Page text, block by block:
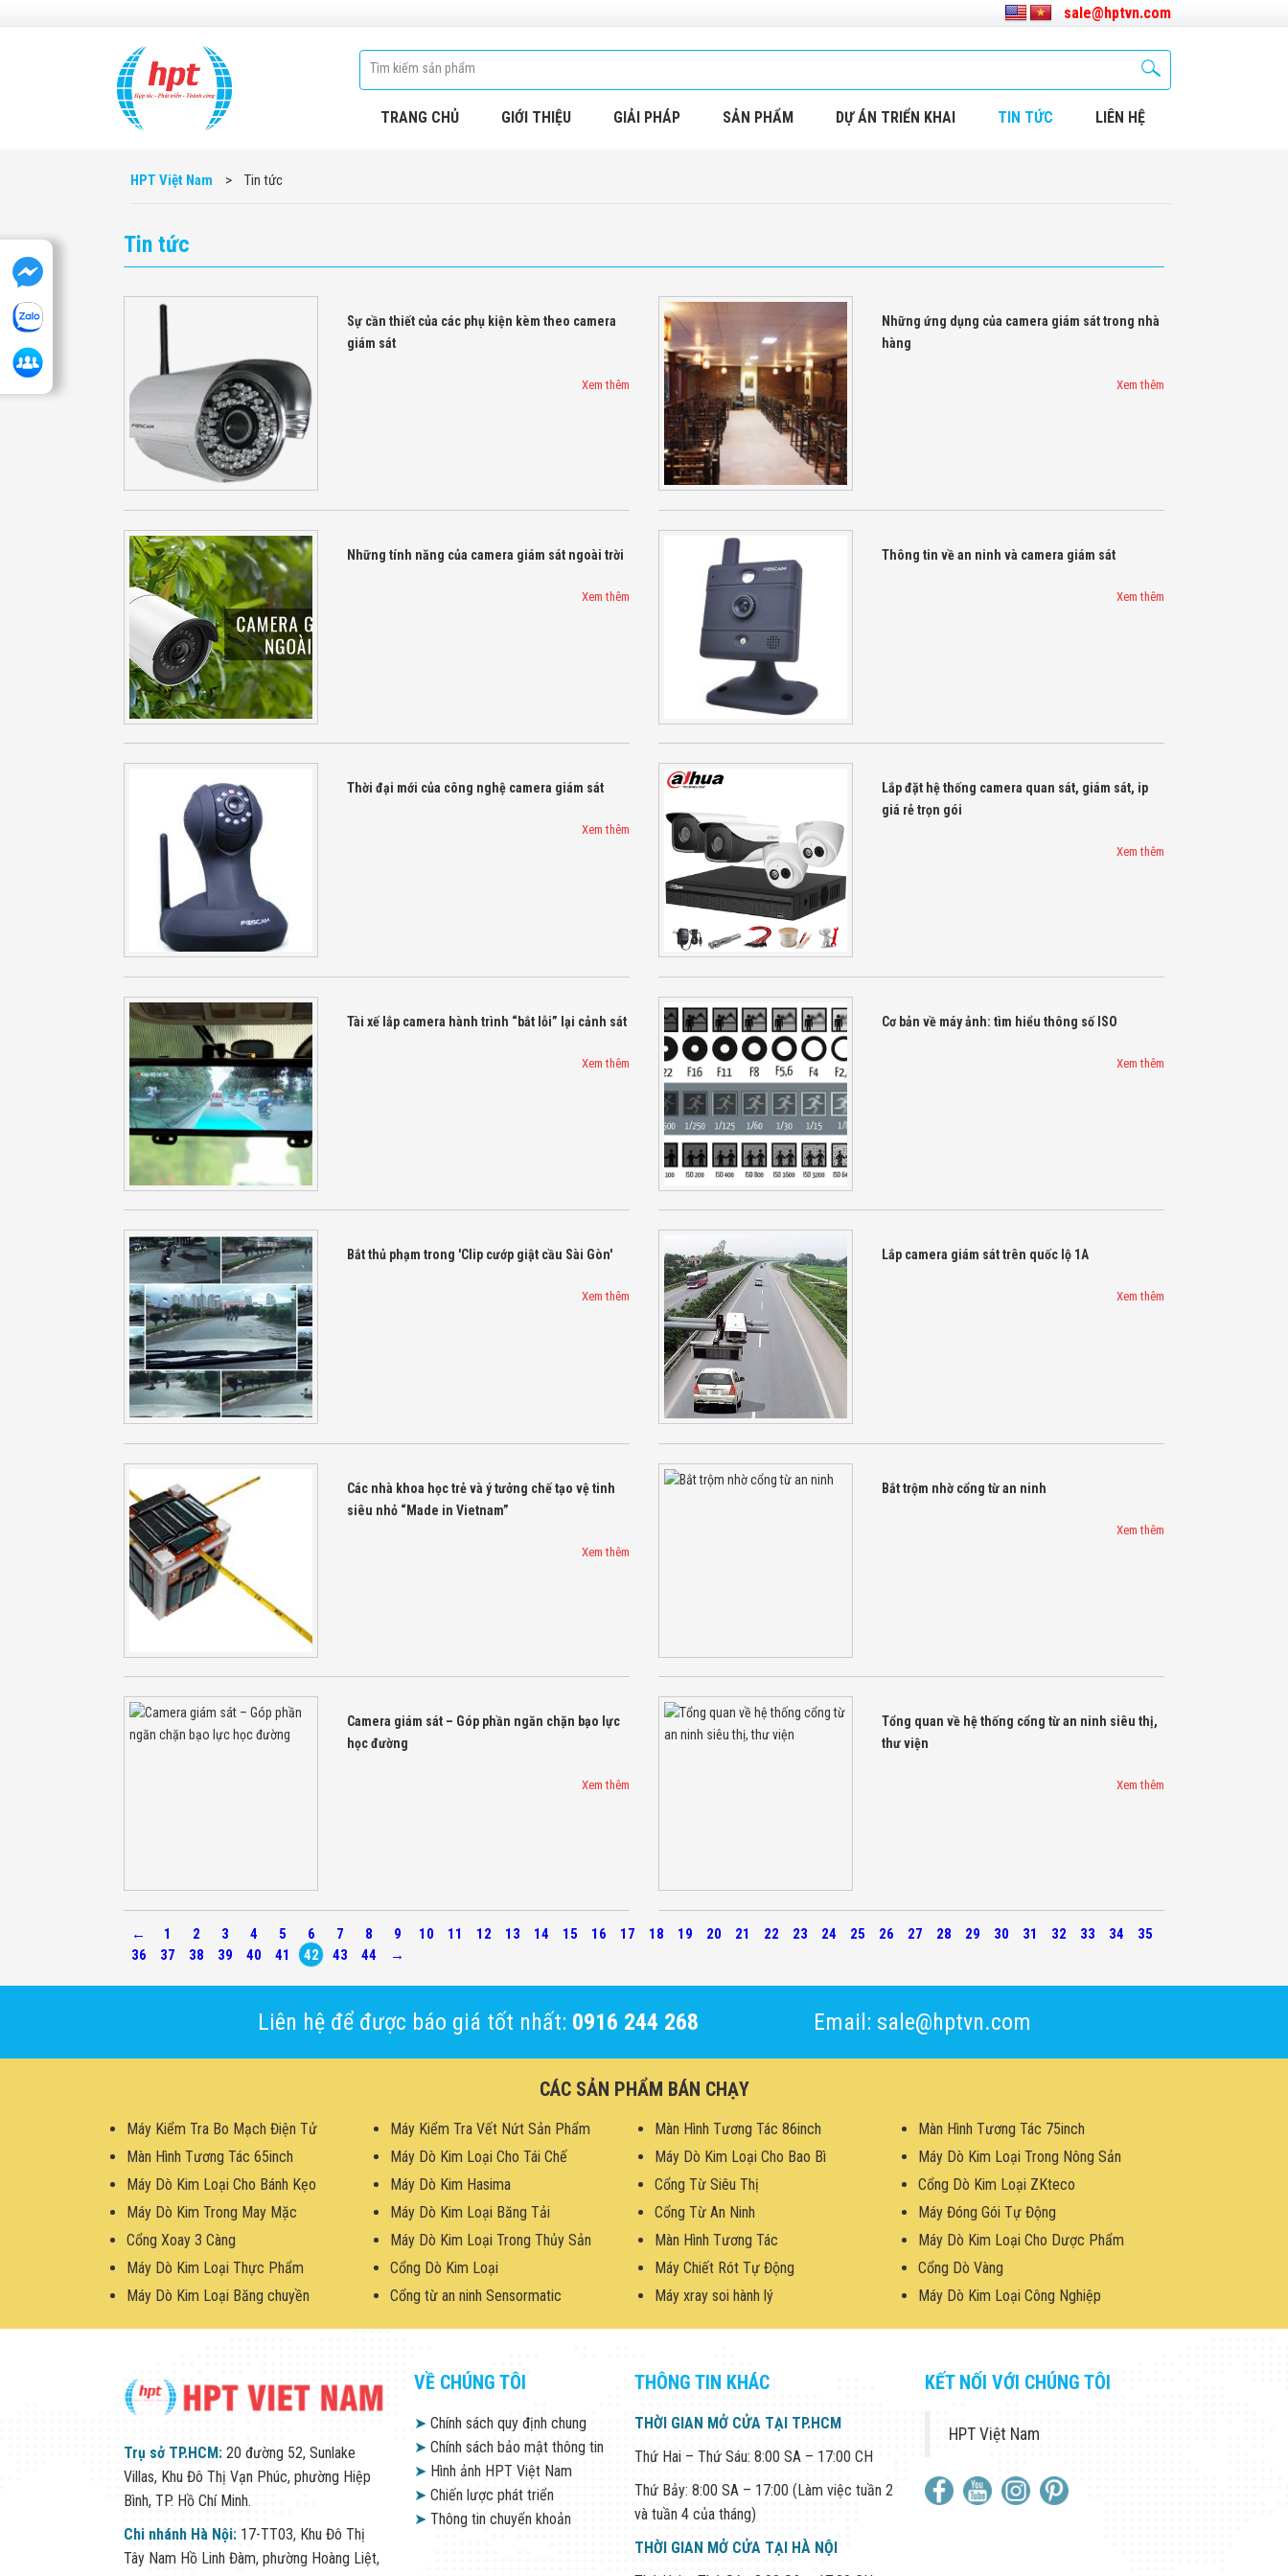
sale@hptvn.com
TRANG CHỦ GIỚI THIỆU GIẢI PHÁP SẢN PHẨM DỰ ÁN TRIỂN KHAI TIN TỨC LIÊN HỆ
HPT Việt Nam > Tin tức
Tin tức
Sự cần thiết của các phụ kiện kèm theo camera
giám sát
Xem thêm
Những ứng dụng của camera giám sát trong nhà
hàng
Xem thêm
Những tính năng của camera giám sát ngoài trời
Xem thêm
Thông tin về an ninh và camera giám sát
Xem thêm
Thời đại mới của công nghệ camera giám sát
Xem thêm
Lắp đặt hệ thống camera quan sát, giám sát, ip
giá rẻ trọn gói
Xem thêm
Tài xế lắp camera hành trình “bắt lỗi” lại cảnh sát
Xem thêm
Cơ bản về máy ảnh: tìm hiểu thông số ISO
Xem thêm
Bắt thủ phạm trong 'Clip cướp giật cầu Sài Gòn'
Xem thêm
Lắp camera giám sát trên quốc lộ 1A
Xem thêm
Các nhà khoa học trẻ và ý tưởng chế tạo vệ tinh
siêu nhỏ “Made in Vietnam”
Xem thêm
Bắt trộm nhờ cổng từ an ninh
Xem thêm
Camera giám sát – Góp phần ngăn chặn bạo lực
học đường
Xem thêm
Tổng quan về hệ thống cổng từ an ninh siêu thị,
thư viện
Xem thêm
← 1 2 3 4 5 6 7 8 9 10 11 12 13 14 15 16 17 18 19 20 21 22 23 24 25 26 27 28 29 30 31 32 33 34
35
36
37 38 39 40 41 42 43 44 →
Liên hệ để được báo giá tốt nhất: 0916 244 268 Email: sale@hptvn.com
CÁC SẢN PHẨM BÁN CHẠY
Máy Kiểm Tra Bo Mạch Điện Tử Máy Kiểm Tra Vết Nứt Sản Phẩm Màn Hình Tương Tác 86inch
Màn Hình Tương Tác 75inch
Màn Hình Tương Tác 65inch
Máy Dò Kim Loại Cho Tái Chế Máy Dò Kim Loại Cho Bao Bì
Máy Dò Kim Loại Trong Nông Sản
Máy Dò Kim Loại Cho Bánh Kẹo
Máy Dò Kim Hasima Cổng Từ Siêu Thị
Cổng Dò Kim Loại ZKteco
Máy Dò Kim Trong May Mặc
Máy Dò Kim Loại Băng Tải Cổng Từ An Ninh
Máy Đóng Gói Tự Động
Cổng Xoay 3 Càng
Máy Dò Kim Loại Trong Thủy Sản Màn Hình Tương Tác
Máy Dò Kim Loại Cho Dược Phẩm
Máy Dò Kim Loại Thực Phẩm
Cổng Dò Kim Loại Máy Chiết Rót Tự Động
Cổng Dò Vàng
Máy Dò Kim Loại Băng chuyền
Cổng từ an ninh Sensormatic Máy xray soi hành lý Máy Dò Kim Loại Công Nghiệp
Trụ sở TP.HCM: 20 đường 52, Sunlake
Villas, Khu Đô Thị Vạn Phúc, phường Hiệp
Bình, TP. Hồ Chí Minh.
Chi nhánh Hà Nội: 17-TT03, Khu Đô Thị
Tây Nam Hồ Linh Đàm, phường Hoàng Liệt,
VỀ CHÚNG TÔI
➤ Chính sách quy định chung
➤ Chính sách bảo mật thông tin
➤ Hình ảnh HPT Việt Nam
➤ Chiến lược phát triển
➤ Thông tin chuyển khoản
THÔNG TIN KHÁC
THỜI GIAN MỞ CỬA TẠI TP.HCM
Thứ Hai – Thứ Sáu: 8:00 SA – 17:00 CH
Thứ Bảy: 8:00 SA – 17:00 (Làm việc tuần 2
và tuần 4 của tháng)
THỜI GIAN MỞ CỬA TẠI HÀ NỘI
KẾT NỐI VỚI CHÚNG TÔI
HPT Việt Nam